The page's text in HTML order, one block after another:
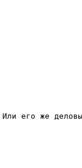
его же